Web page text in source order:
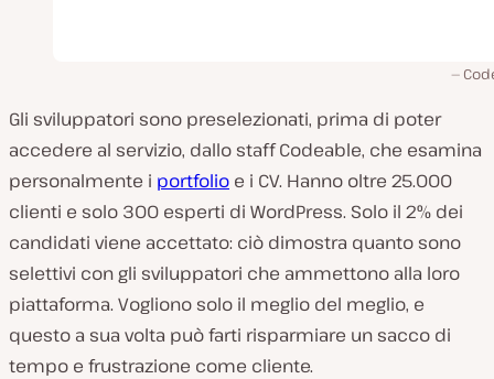
Gli sviluppatori sono preselezionati, prima di poter
accedere al servizio, dallo staff Codeable, che esamina
personalmente i portfolio e i CV. Hanno oltre 25.000
clienti e solo 300 esperti di WordPress. Solo il 2% dei
candidati viene accettato: ciò dimostra quanto sono
selettivi con gli sviluppatori che ammettono alla loro
piattaforma. Vogliono solo il meglio del meglio, e
questo a sua volta può farti risparmiare un sacco di
tempo e frustrazione come cliente.